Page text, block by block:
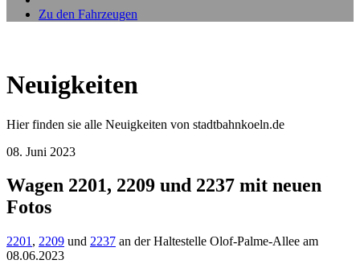
Zu den Fahrzeugen
Neuigkeiten
Hier finden sie alle Neuigkeiten von stadtbahnkoeln.de
08. Juni 2023
Wagen 2201, 2209 und 2237 mit neuen
Fotos
2201 , 2209 und 2237 an der Haltestelle Olof-Palme-Allee am
08.06.2023